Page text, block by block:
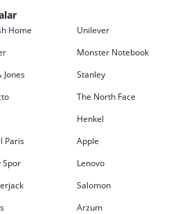
Home
Unilever
Monster Notebook
Jones
Stanley
The North Face
Henkel
Paris
Apple
Spor
Lenovo
Salomon
Arzum